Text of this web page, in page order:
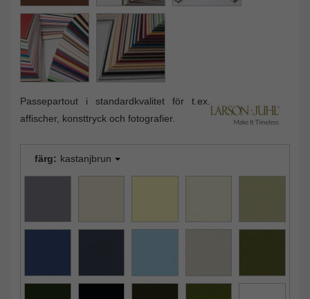
Passepartout i standardkvalitet för t.ex.
affischer, konsttryck och fotografier.
färg: kastanjbrun